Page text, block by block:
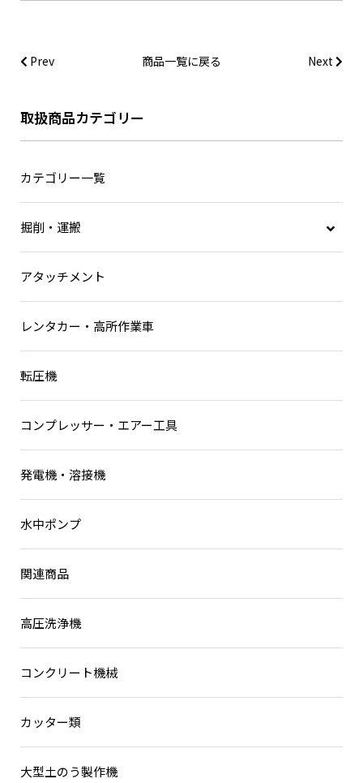
Prev 商品一覧に戻る Next
取扱商品カテゴリー
カテゴリー一覧
掘削・運搬
キャリアダンプ
電動バックホー
アタッチメント
レンタカー・高所作業車
転圧機
コンプレッサー・エアー工具
発電機・溶接機
水中ポンプ
関連商品
高圧洗浄機
コンクリート機械
カッター類
大型土のう製作機